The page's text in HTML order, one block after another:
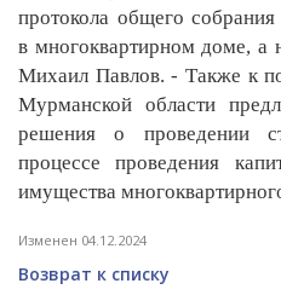
протокола общего
в многоквартирном доме, а
Михаил Павлов. - Также к
Мурманской области
решения о проведении
процессе проведения
имущества
Изменен 04.12.2024
Возврат к списку